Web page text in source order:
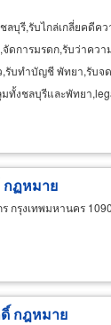
บุรี,รับไกล่เกลี่ยคดีค
ดการมรดก,รับว่าควา
รับทำบัญชี พัทยา,รับจ
ทั้งชลบุรีและพัทยา
กฏหมาย
กรุงเทพมหานคร
กฎหมาย